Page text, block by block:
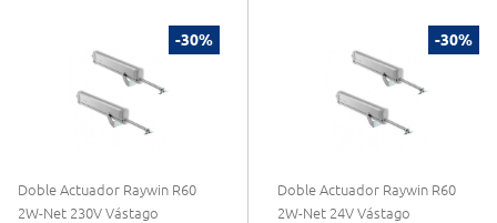
-30%
Doble Actuador Raywin R60
2W-Net 230V Vástago
-30%
Doble Actuador Raywin R60
2W-Net 24V Vástago